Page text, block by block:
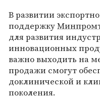
В развитии
поддержку
для развития
инновационных
важно выходить на
продажи смогут
доклинической и
поколения.